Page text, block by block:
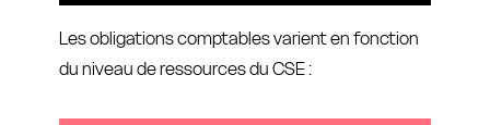
Les obligations comptables varient en fonction
du niveau de ressources du CSE :